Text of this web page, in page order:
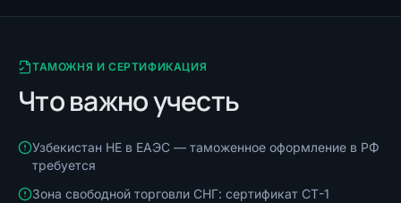
ТАМОЖНЯ И СЕРТИФИКАЦИЯ
Что важно учесть
Узбекистан НЕ в ЕАЭС — таможенное оформление в РФ
требуется
Зона свободной торговли СНГ: сертификат СТ-1